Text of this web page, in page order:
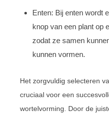
Enten: Bij enten wordt
knop van een plant op
zodat ze samen
kunnen vormen.
Het zorgvuldig selecteren
cruciaal voor een
wortelvorming. Door de